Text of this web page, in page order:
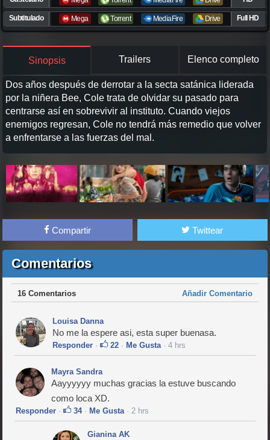
Subtitulado Mega Torrent MediaFire Drive Full HD
Sinopsis Trailers Elenco completo
Dos años después de derrotar a la secta satánica liderada
por la niñera Bee, Cole trata de olvidar su pasado para
centrarse así en sobrevivir al instituto. Cuando viejos
enemigos regresan, Cole no tendrá más remedio que volver
a enfrentarse a las fuerzas del mal.
Compartir Twittear
Comentarios
16 Comentarios Añadir Comentario
Louisa Danna
No me la espere asi, esta super buenasa.
Responder · 22 · Me Gusta· 4 hrs
Mayra Sandra
Aayyyyyy muchas gracias la estuve buscando
como loca XD.
Responder · 34· Me Gusta· 2 hrs
Gianina AK